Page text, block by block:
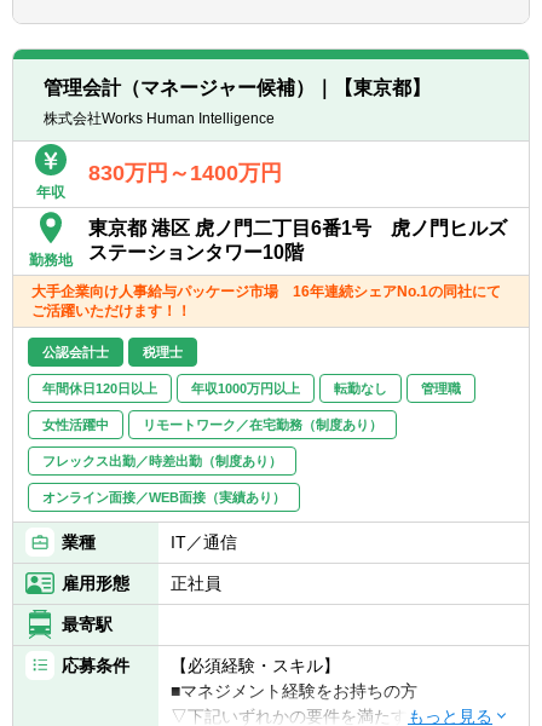
門横断的な調整力、経営層に対する優れたプ
レゼンテーション・ネゴシエーション能力。
・マインドセット: 主体的に業務を推進でき
意識と実行力。
＜以下のような方をお待ちしています＞
・主体性をもって、積極的且つ柔軟に業務に
取り組む姿勢のある方
・曖昧かつ不確実な環境の中でも、指示を待
つことなく、自ら考え行動し結果を出せる方
・未経験の事柄にも向上心をもって取り組む
姿勢のある方
ト)の作成と管理:
・月次/四半期ごとの業績見通し(フォーキ
ャスト)をタイムリーに作成し、CFO・財務
担当執行役員へ報告する
・報告した業績見通しを経理部門と連携
月次決算報告(予実差異分析・前年比較分析)
・経理部門が作成した月次決算報告を踏ま
えて、翌月/翌四半期のPL見通しへ反映す
る。
● 経理・販売管理部門・他部門との連携およ
びプロセス構築:
・経理部門・販売管理部門と密接に連携
し、実績データの早期把握、会計方針の確
認、予実分析の効率化を図る。
・営業・開発・導入・コンサルティング等
の他部門と連携し、予実分析の結果の共有を
タイムリーに実施し、事業計画の進捗把握及
びこれに対するアクションプラン構築を共に
実施する。
・経営管理に関わる業務フローやシステム
(予算管理ツールなど)の導入・改善を主導
● 経営会議資料の作成:
・取締役会や経営会議に向けた中期計画お
管理会計（マネージャー候補）｜【東京都】
株式会社Works Human Intelligence
年収
830万円～1400万円
勤務地
東京都 港区 虎ノ門二丁目6番1号 虎ノ門ヒルズ
ステーションタワー10階
大手企業向け人事給与パッケージ市場 16年連続シェアNo.1の同社にて
ご活躍いただけます！！
公認会計士 税理士
年間休日120日以上 年収1000万円以上 転勤なし 管理職
女性活躍中 リモートワーク／在宅勤務（制度あり）
フレックス出勤／時差出勤（制度あり）
オンライン面接／WEB面接（実績あり）
業種 IT／通信
雇用形態 正社員
最寄駅
応募条件
【必須経験・スキル】
■マネジメント経験をお持ちの方
▽下記いずれかの要件を満たす方